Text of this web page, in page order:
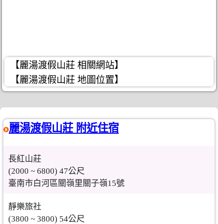
【麗湯渡假山莊 相關網站】
【麗湯渡假山莊 地圖位置】
麗湯渡假山莊 附近住宿
長紅山莊
(2000 ~ 6800) 47公尺
臺南市白河區關嶺里關子嶺15號
靜樂旅社
(3800 ~ 3800) 54公尺